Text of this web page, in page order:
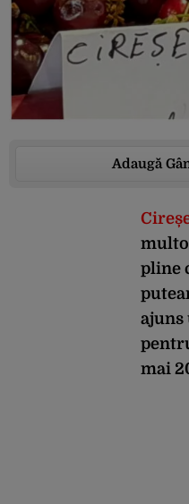
Adaugă
pline
ajuns
mai